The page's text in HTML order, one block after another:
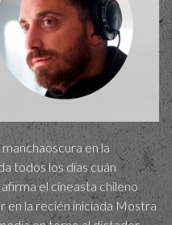
en la
todos los días cuán
el cineasta chileno
en la recién iniciada Mostra